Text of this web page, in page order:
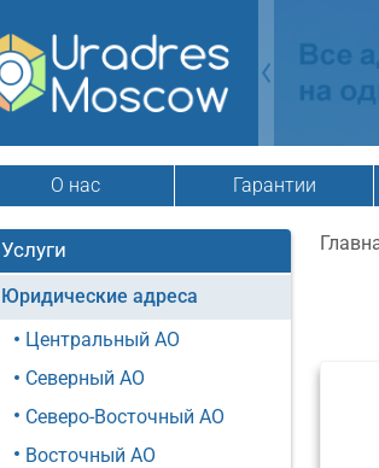
О нас Гарантии
Услуги
Юридические адреса
Центральный АО
Северный АО
Северо-Восточный АО
Восточный АО